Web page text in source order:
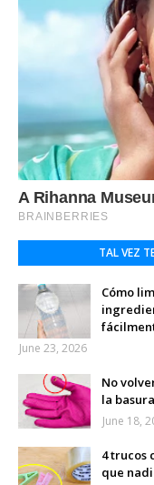
TAL VEZ
Cómo
June 23, 2026
No
la
June 18,
4 trucos
que